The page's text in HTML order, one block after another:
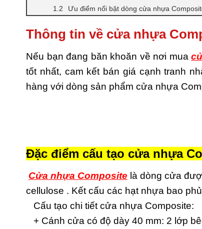
Ưu điểm nổi bật dòng cửa nhựa
Thông tin về cửa nhựa
Nếu bạn đang băn khoăn về nơi mua
tốt nhất, cam kết bán giá cạnh tranh
hàng với dòng sản phẩm cửa nhựa
Đặc điểm cấu tạo cửa nhựa
Cửa nhựa Composite là dòng cửa
cellulose . Kết cấu các hạt nhựa bao
Cấu tạo chi tiết cửa nhựa Composite:
+ Cánh cửa có độ dày 40 mm: 2 lớp